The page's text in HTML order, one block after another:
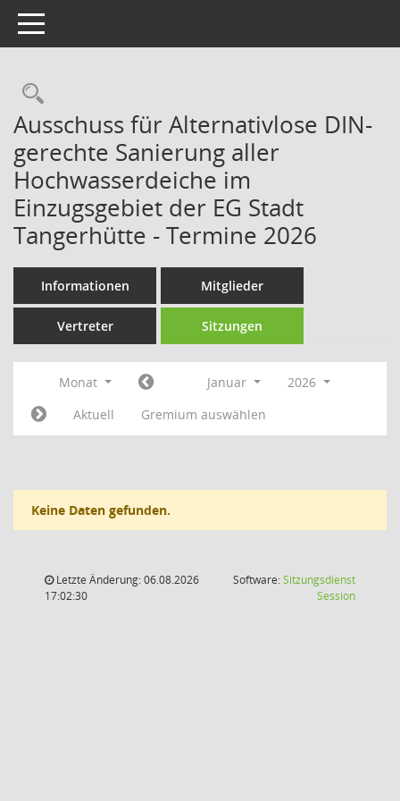
Toggle navigation
Rechercheauswahl
Ausschuss für Alternativlose DIN-
gerechte Sanierung aller
Hochwasserdeiche im
Einzugsgebiet der EG Stadt
Tangerhütte - Termine 2026
Informationen Mitglieder
Vertreter Sitzungen
Monat Januar
2026
Aktuell
Gremium auswählen
Keine Daten gefunden.
Letzte Änderung: 06.08.2026
17:02:30
Software:Sitzungsdienst
Session(Wird in